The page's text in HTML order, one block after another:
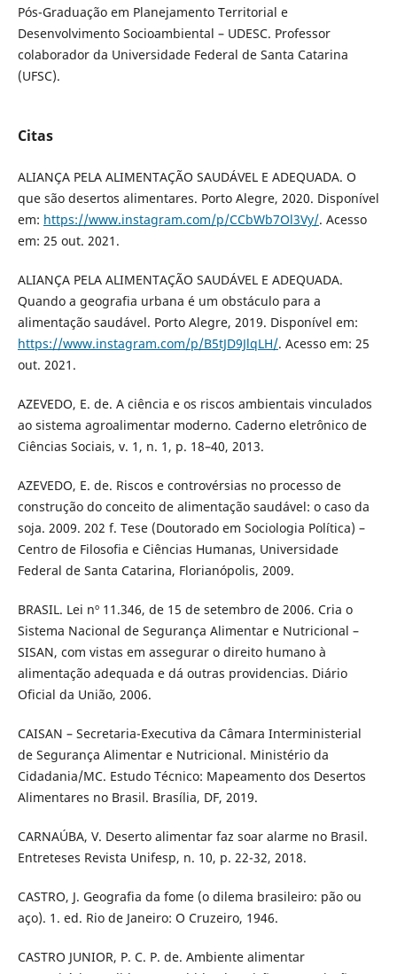
Pós-Graduação em Planejamento Territorial e
Desenvolvimento Socioambiental – UDESC. Professor
colaborador da Universidade Federal de Santa Catarina
(UFSC).
Citas
ALIANÇA PELA ALIMENTAÇÃO SAUDÁVEL E ADEQUADA. O
que são desertos alimentares. Porto Alegre, 2020. Disponível
em: https://www.instagram.com/p/CCbWb7Ol3Vy/. Acesso
em: 25 out. 2021.
ALIANÇA PELA ALIMENTAÇÃO SAUDÁVEL E ADEQUADA.
Quando a geografia urbana é um obstáculo para a
alimentação saudável. Porto Alegre, 2019. Disponível em:
https://www.instagram.com/p/B5tJD9JlqLH/. Acesso em: 25
out. 2021.
AZEVEDO, E. de. A ciência e os riscos ambientais vinculados
ao sistema agroalimentar moderno. Caderno eletrônico de
Ciências Sociais, v. 1, n. 1, p. 18–40, 2013.
AZEVEDO, E. de. Riscos e controvérsias no processo de
construção do conceito de alimentação saudável: o caso da
soja. 2009. 202 f. Tese (Doutorado em Sociologia Política) –
Centro de Filosofia e Ciências Humanas, Universidade
Federal de Santa Catarina, Florianópolis, 2009.
BRASIL. Lei nº 11.346, de 15 de setembro de 2006. Cria o
Sistema Nacional de Segurança Alimentar e Nutricional –
SISAN, com vistas em assegurar o direito humano à
alimentação adequada e dá outras providencias. Diário
Oficial da União, 2006.
CAISAN – Secretaria-Executiva da Câmara Interministerial
de Segurança Alimentar e Nutricional. Ministério da
Cidadania/MC. Estudo Técnico: Mapeamento dos Desertos
Alimentares no Brasil. Brasília, DF, 2019.
CARNAÚBA, V. Deserto alimentar faz soar alarme no Brasil.
Entreteses Revista Unifesp, n. 10, p. 22-32, 2018.
CASTRO, J. Geografia da fome (o dilema brasileiro: pão ou
aço). 1. ed. Rio de Janeiro: O Cruzeiro, 1946.
CASTRO JUNIOR, P. C. P. de. Ambiente alimentar